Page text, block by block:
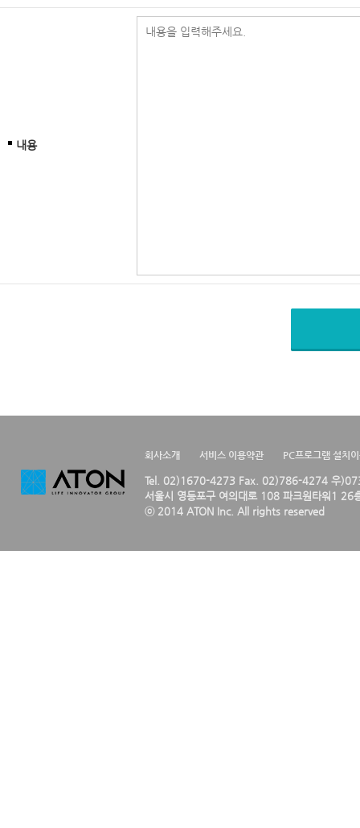
내용
회사소개 서비스 이용약관 PC프로그램 설치
Tel. 02)1670-4273 Fax. 02)786-4274 우
서울시 영등포구 여의대로 108 파크원타워1 26
ⓒ 2014 ATON Inc. All rights reserved